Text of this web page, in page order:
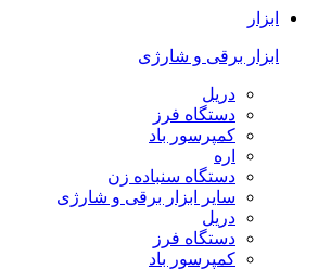
ابزار
ابزار برقی و شارژی
دریل
دستگاه فرز
کمپرسور باد
اره
دستگاه سنباده زن
سایر ابزار برقی و شارژی
دریل
دستگاه فرز
کمپرسور باد